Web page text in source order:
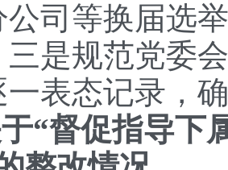
司等换届选
三是规范党委
一表态记录，
“督促指导下